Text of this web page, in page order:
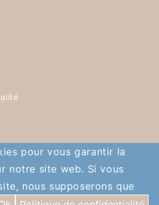
pour vous garantir la
notre site web. Si vous
nous supposerons que